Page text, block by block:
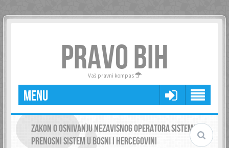
PRAVO BIH
Vaš pravni kompas
MENU
ZAKON O OSNIVANJU NEZAVISNOG OPERATORA SISTEMA ZA
PRENOSNI SISTEM U BOSNI I HERCEGOVINI